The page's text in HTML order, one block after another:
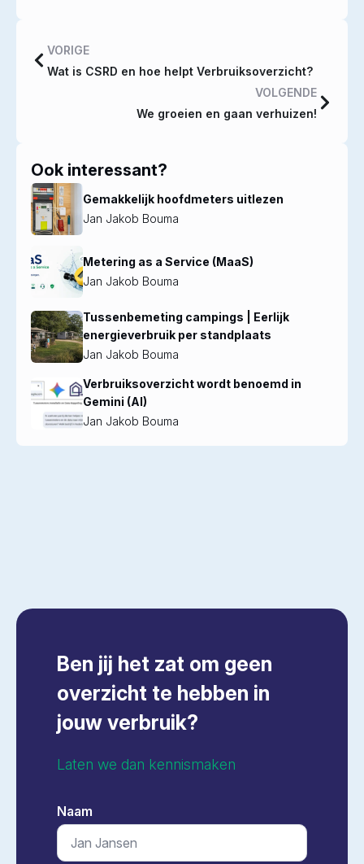
VORIGE
Wat is CSRD en hoe helpt Verbruiksoverzicht?
VOLGENDE
We groeien en gaan verhuizen!
Ook interessant?
Gemakkelijk hoofdmeters uitlezen
Jan Jakob Bouma
Metering as a Service (MaaS)
Jan Jakob Bouma
Tussenbemeting campings | Eerlijk
energieverbruik per standplaats
Jan Jakob Bouma
Verbruiksoverzicht wordt benoemd in
Gemini (AI)
Jan Jakob Bouma
Ben jij het zat om geen
overzicht te hebben in
jouw verbruik?
Laten we dan kennismaken
Naam